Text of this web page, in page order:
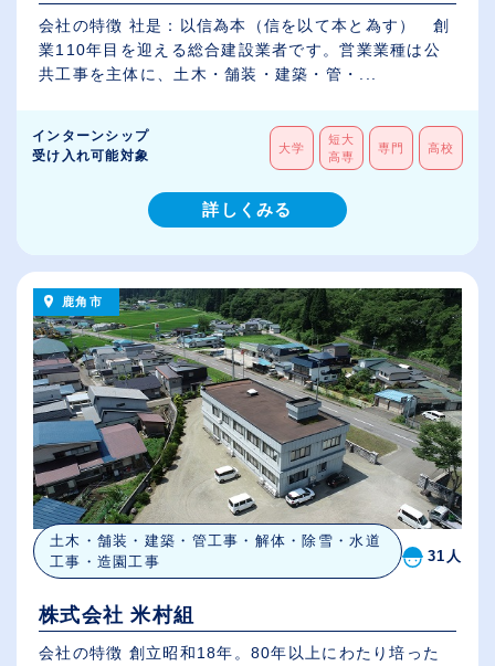
会社の特徴 社是：以信為本（信を以て本と為す） 創
業110年目を迎える総合建設業者です。営業業種は公
共工事を主体に、土木・舗装・建築・管・...
インターンシップ
受け入れ可能対象
大学
短大
高専
専門 高校
詳しくみる
鹿角市
土木・舗装・建築・管工事・解体・除雪・水道
工事・造園工事
31人
株式会社 米村組
会社の特徴 創立昭和18年。80年以上にわたり培った